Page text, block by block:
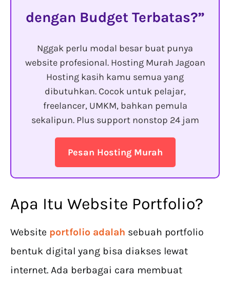
dengan Budget Terbatas?
Nggak perlu modal besar buat punya
website profesional. Hosting Murah Jagoan
Hosting kasih kamu semua yang
dibutuhkan. Cocok untuk pelajar,
freelancer, UMKM, bahkan pemula
sekalipun. Plus support nonstop 24 jam
Pesan Hosting Murah
Apa Itu Website Portfolio?
Website portfolio adalah sebuah portfolio
bentuk digital yang bisa diakses lewat
internet. Ada berbagai cara membuat